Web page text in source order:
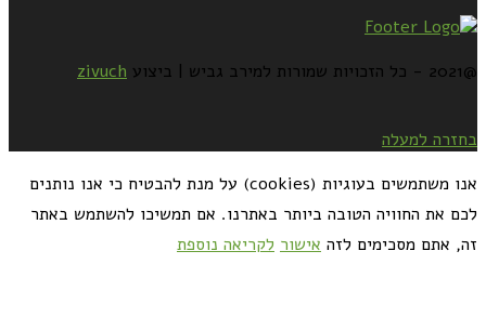
@2021 - כל הזכויות שמורות למירב גביש | ביצוע zivuch
בחזרה למעלה
אנו משתמשים בעוגיות (cookies) על מנת להבטיח כי אנו נותנים
לכם את החוויה הטובה ביותר באתרנו. אם תמשיכו להשתמש באתר
זה, אתם מסכימים לזה אישור לקריאה נוספת